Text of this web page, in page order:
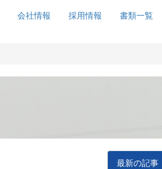
会社情報 採用情報 書類一覧
最新の記事